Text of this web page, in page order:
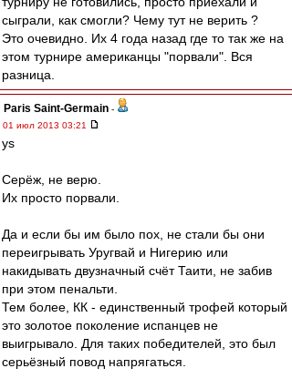
сыграли, как смогли? Чему тут не верить ?
Это очевидно. Их 4 года назад где то так же на
этом турнире американцы "порвали". Вся
разница.
Paris Saint-Germain -
01 июл 2013 03:21
ys
Серёж, не верю.
Их просто порвали.
Да и если бы им было пох, не стали бы они
переигрывать Уругвай и Нигерию или
накидывать двузначный счёт Таити, не забив
при этом пенальти.
Тем более, КК - единственный трофей который
это золотое поколение испанцев не
выигрывало. Для таких победителей, это был
серьёзный повод напрягаться.